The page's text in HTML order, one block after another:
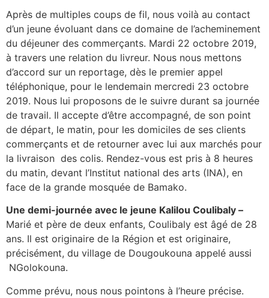
Après de multiples coups de fil, nous voilà au contact
d’un jeune évoluant dans ce domaine de l’acheminement
du déjeuner des commerçants. Mardi 22 octobre 2019,
à travers une relation du livreur. Nous nous mettons
d’accord sur un reportage, dès le premier appel
téléphonique, pour le lendemain mercredi 23 octobre
2019. Nous lui proposons de le suivre durant sa journée
de travail. Il accepte d’être accompagné, de son point
de départ, le matin, pour les domiciles de ses clients
commerçants et de retourner avec lui aux marchés pour
la livraison des colis. Rendez-vous est pris à 8 heures
du matin, devant l’Institut national des arts (INA), en
face de la grande mosquée de Bamako.
Une demi-journée avec le jeune Kalilou Coulibaly –
Marié et père de deux enfants, Coulibaly est âgé de 28
ans. Il est originaire de la Région et est originaire,
précisément, du village de Dougoukouna appelé aussi
NGolokouna.
Comme prévu, nous nous pointons à l’heure précise.